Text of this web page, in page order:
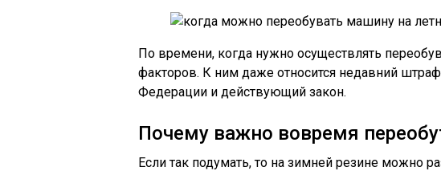
По времени, когда нужно осуществлять
факторов. К ним даже относится недавний
Федерации и действующий закон.
Почему важно вовремя
Если так подумать, то на зимней резине можно